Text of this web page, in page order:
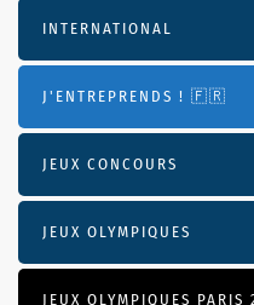
INTERNATIONAL
J'ENTREPRENDS ! 🇫🇷
JEUX CONCOURS
JEUX OLYMPIQUES
JEUX OLYMPIQUES PARIS